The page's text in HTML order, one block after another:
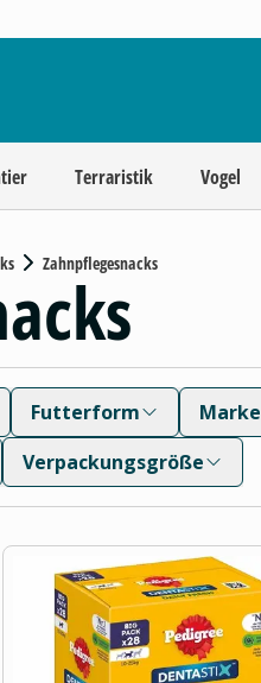
Terraristik Vogel
Zahnpflegesnacks
Futterform Marke
Verpackungsgröße